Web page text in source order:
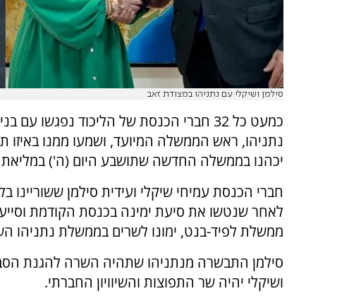
סילמן ושיקלי עם נתניהו במצודת זאב
כמעט כל 32 חברי הכנסת של הליכוד נפגשו עם
נתניהו, ראש הממשלה המיועד, ושמעו ממנו באיזו
יכהנו בממשלה החדשה שתושבע היום (ה')
חברי הכנסת עמיחי שיקלי ועידית סילמן ששוריינו
לאחר שנטשו את סיעת ימינה בכנסת הקודמת
ממשלת לפיד-בנט, ימונו לשרים בממשלת נתניהו
סילמן התבשרה מנתניהו שתהיה השרה להגנת
ושיקלי יהיה שר התפוצות והשיוויון החברתי.